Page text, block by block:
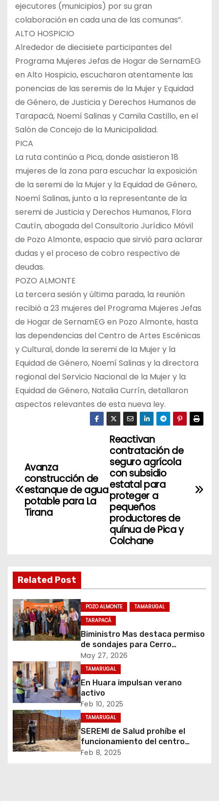
ejecutores (municipios) por su gran
colaboración en cada una de las comunas”.
ALTO HOSPICIO
Alrededor de diecisiete participantes del
Programa Mujeres Jefas de Hogar de SernamEG
en Alto Hospicio, escucharon atentamente las
ponencias de las seremis de la Mujer y Equidad
de Género, de Justicia y Derechos Humanos de
Tarapacá, Noemí Salinas y Camila Castillo, en el
Salón de Concejo de la Municipalidad.
PICA
La ruta continúo a Pica, donde asistieron 18
mujeres de la zona para escuchar la exposición
de la seremi de la Mujer y la Equidad de Género,
Noemí Salinas, junto a la representante de la
seremi de Justicia y Derechos Humanos, Flora
Cautín, abogada del Consultorio Jurídico Móvil
de Pozo Almonte, espacio que sirvió para aclarar
dudas y el proceso de cobro respectivo de
deudas.
POZO ALMONTE
La tercera sesión y última parada, la reunión
recibió a 23 mujeres del Programa Mujeres Jefas
de Hogar de SernamEG en Pozo Almonte, hasta
las dependencias del Centro de Artes Escénicas
y Cultural, donde la seremi de la Mujer y la
Equidad de Género, Noemí Salinas y la directora
regional del Servicio Nacional de la Mujer y la
Equidad de Género, Natalia Currín, detallaron
aspectos relevantes de esta nueva ley.
v
c
i
ó
n
e
e
n
t
r
Reactivan
contratación de
seguro agrícola
con subsidio
estatal para
proteger a
pequeños
productores de
quínua de Pica y
Colchane
Avanza
construcción de
estanque de agua
potable para La
Tirana
Related Post
POZO ALMONTE
TAMARUGAL
TARAPACÁ
Biministro Mas destaca permiso
de sondajes para Cerro
Colorado
May 27, 2026
TAMARUGAL
En Huara impulsan verano
activo
Feb 10, 2025
TAMARUGAL
SEREMI de Salud prohíbe el
funcionamiento del centro
recreativo Tantakuy
Feb 8, 2025